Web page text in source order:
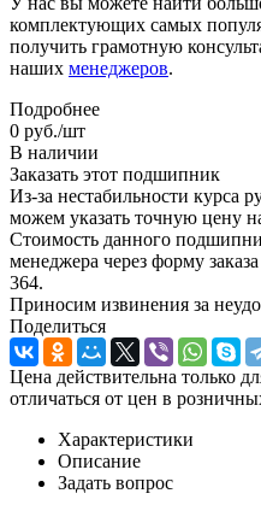
комплектующих самых
получить грамотную
наших менеджеров.
Подробнее
0 руб./шт
В наличии
Заказать этот подшипник
Из-за нестабильности курса
можем указать точную цену
Стоимость данного
менеджера через форму
364.
Приносим извинения за
Поделиться
Цена действительна только
отличаться от цен в
Характеристики
Описание
Задать вопрос